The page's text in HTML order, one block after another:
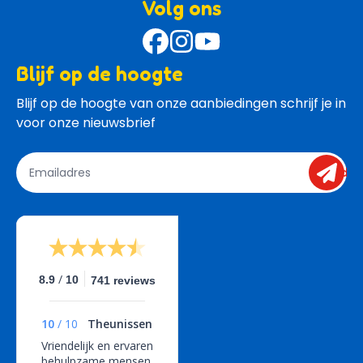
Volg ons
Blijf op de hoogte
Blijf op de hoogte van onze aanbiedingen schrijf je in
voor onze nieuwsbrief
send
8.9 / 10 741 reviews
10 / 10
Theunissen
Vriendelijk en ervaren